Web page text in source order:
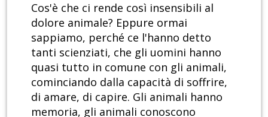
Cos'è che ci rende così insensibili al
dolore animale? Eppure ormai
sappiamo, perché ce l'hanno detto
tanti scienziati, che gli uomini hanno
quasi tutto in comune con gli animali,
cominciando dalla capacità di soffrire,
di amare, di capire. Gli animali hanno
memoria, gli animali conoscono